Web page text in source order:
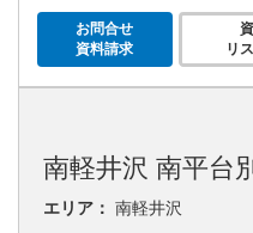
お問合せ
資料請求
リ
南軽井沢 南平台
エリア： 南軽井沢